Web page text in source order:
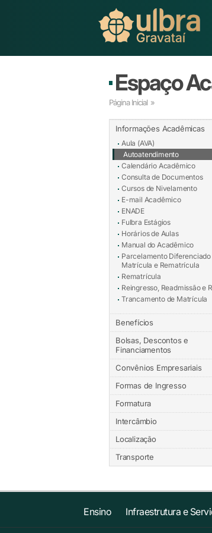
Espaço
Página Inicial »
Informações Acadêmicas
Aula (AVA)
Autoatendimento
Calendário Acadêmico
Consulta de Documentos
Cursos de Nivelamento
E-mail Acadêmico
ENADE
Fulbra Estágios
Horários de Aulas
Manual do Acadêmico
Parcelamento Diferenciado
Matrícula e Rematrícula
Rematrícula
Reingresso, Readmissão e
Trancamento de Matrícula
Benefícios
Bolsas, Descontos e
Financiamentos
Convênios Empresariais
Formas de Ingresso
Formatura
Intercâmbio
Localização
Transporte
Ensino Infraestrutura e